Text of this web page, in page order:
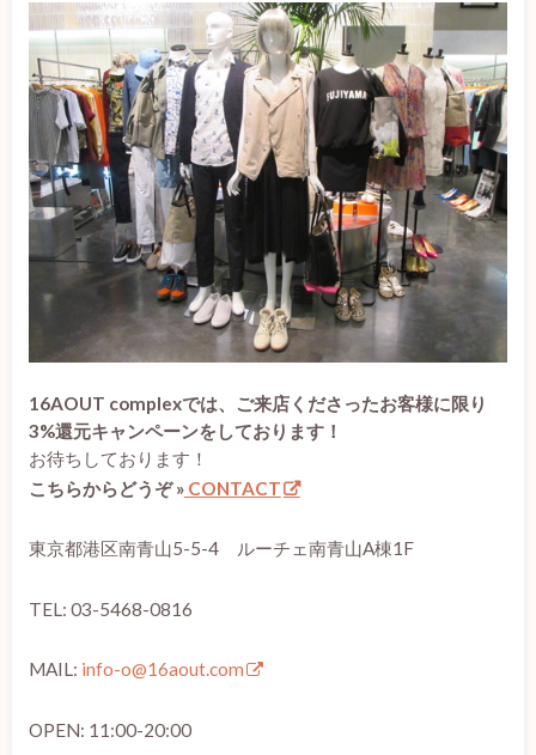
16AOUT complexでは、ご来店くださったお客様に限り
3%還元キャンペーンをしております！
お待ちしております！
こちらからどうぞ »CONTACT
東京都港区南青山5-5-4 ルーチェ南青山A棟1F
TEL: 03-5468-0816
MAIL: info-o@16aout.com
OPEN: 11:00-20:00